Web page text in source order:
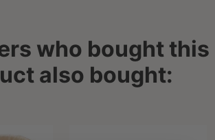
who bought this
also bought: